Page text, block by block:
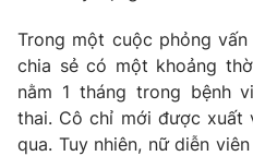
Hitech Công nghệ tương lai
Sản phẩm
Thị trường
Giao lưu trực tuyến
Lịch phát sóng
Trong một cuộc phỏng
chia sẻ có một khoảng
nằm 1 tháng trong bệnh
thai. Cô chỉ mới được xuất
qua. Tuy nhiên, nữ diễn